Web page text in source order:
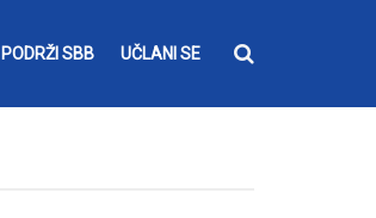
PODRŽI SBB UČLANI SE